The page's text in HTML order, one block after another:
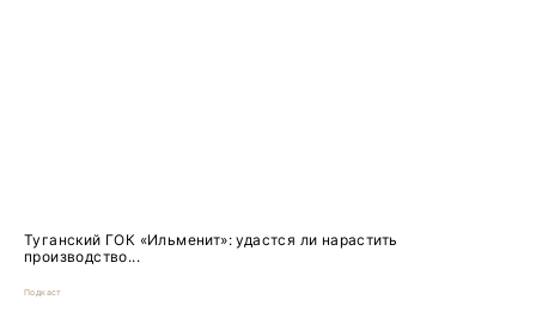
Туганский ГОК «Ильменит»: удастся ли нарастить
производство...
Подкаст